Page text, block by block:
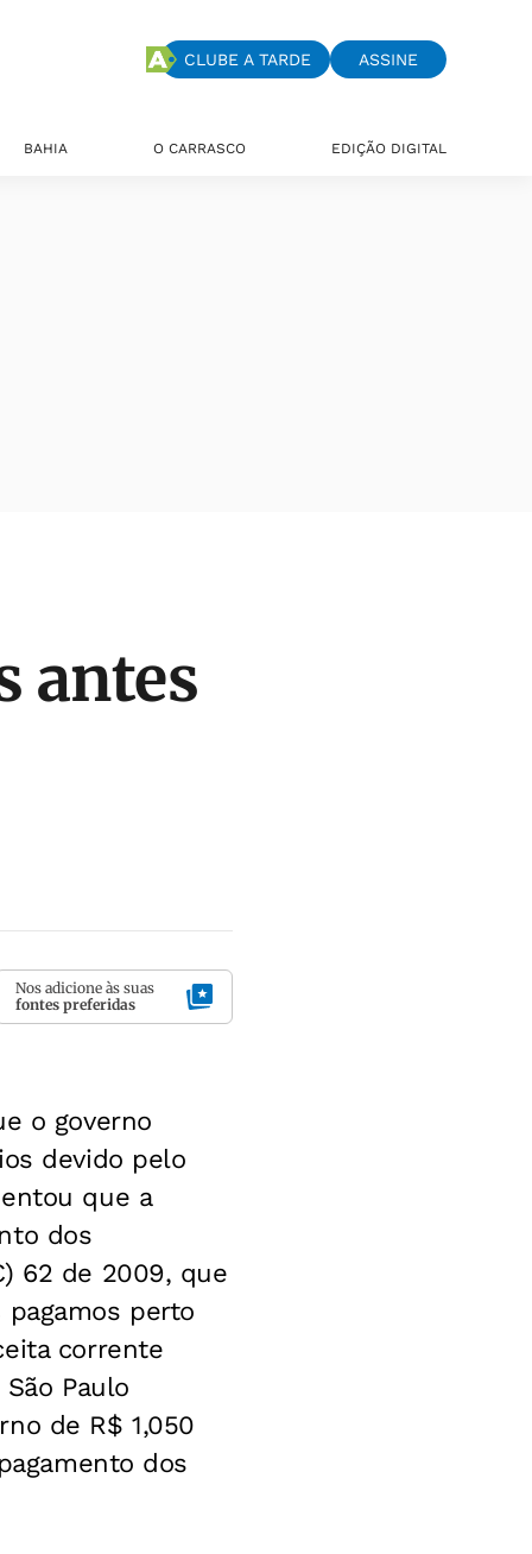
CLUBE A TARDE ASSINE
BAHIA O CARRASCO EDIÇÃO DIGITAL
antes
Nos adicione às suas
fontes preferidas
o governo
devido pelo
que a
dos
62 de 2009, que
perto
corrente
Paulo
de R$ 1,050
dos